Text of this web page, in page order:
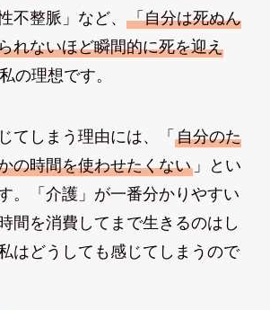
不整脈」など、 「自分は死ぬん
れないほど瞬間的に死を迎え
の理想です。
てしまう理由には、「 自分のた
の時間を使わせたくない」とい
。「介護」が一番分かりやすい
間を消費してまで生きるのはし
はどうしても感じてしまうので